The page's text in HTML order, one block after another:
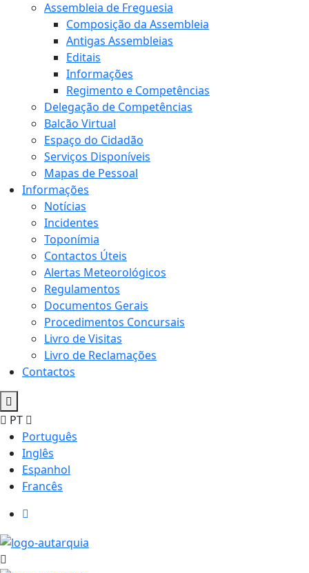
Assembleia de Freguesia
Composição da Assembleia
Antigas Assembleias
Editais
Informações
Regimento e Competências
Delegação de Competências
Balcão Virtual
Espaço do Cidadão
Serviços Disponíveis
Mapas de Pessoal
Informações
Notícias
Incidentes
Toponímia
Contactos Úteis
Alertas Meteorológicos
Regulamentos
Documentos Gerais
Procedimentos Concursais
Livro de Visitas
Livro de Reclamações
Contactos
PT
Português
Inglês
Espanhol
Francês